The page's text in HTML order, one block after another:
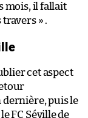
mois, il fallait
» .
cet aspect
dernière, puis le
FC Séville de